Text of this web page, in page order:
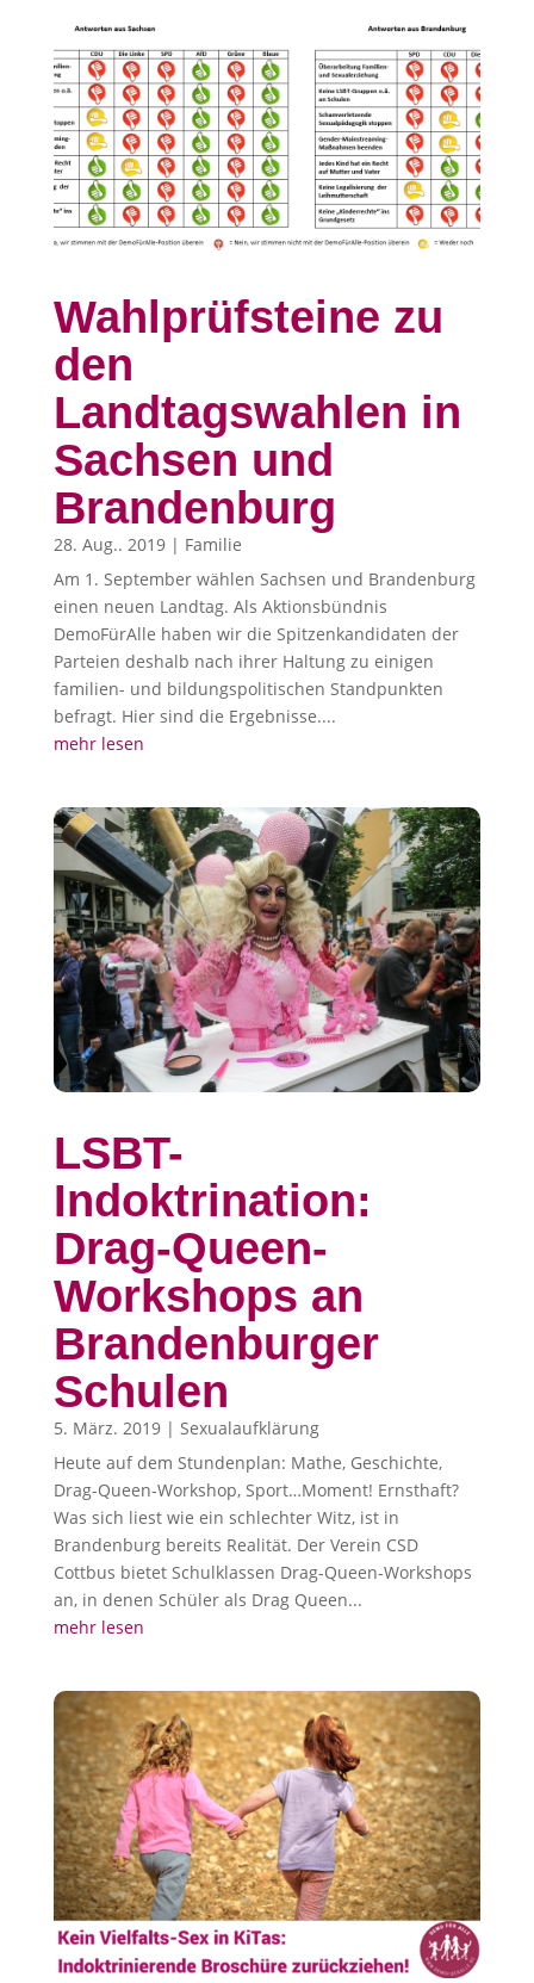
Wahlprüfsteine zu
den
Landtagswahlen in
Sachsen und
Brandenburg
28. Aug.. 2019| Familie
Am 1. September wählen Sachsen und Brandenburg
einen neuen Landtag. Als Aktionsbündnis
DemoFürAlle haben wir die Spitzenkandidaten der
Parteien deshalb nach ihrer Haltung zu einigen
familien- und bildungspolitischen Standpunkten
befragt. Hier sind die Ergebnisse....
mehr lesen
LSBT-
Indoktrination:
Drag-Queen-
Workshops an
Brandenburger
Schulen
5. März. 2019| Sexualaufklärung
Heute auf dem Stundenplan: Mathe, Geschichte,
Drag-Queen-Workshop, Sport…Moment! Ernsthaft?
Was sich liest wie ein schlechter Witz, ist in
Brandenburg bereits Realität. Der Verein CSD
Cottbus bietet Schulklassen Drag-Queen-Workshops
an, in denen Schüler als Drag Queen...
mehr lesen